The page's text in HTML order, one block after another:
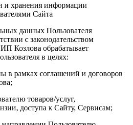
и хранения информации
Сайта
данных Пользователя
с законодательством
Козловa обрабатывает
в целях:
в рамках соглашений и договоров
товаров/услуг,
доступа к Сайту, Сервисам;